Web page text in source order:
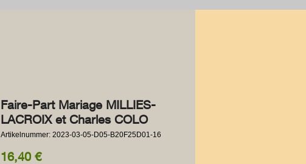
Faire-Part Mariage MILLIES-
LACROIX et Charles COLO
Artikelnummer: 2023-03-05-D05-B20F25D01-16
16,40 €Preis